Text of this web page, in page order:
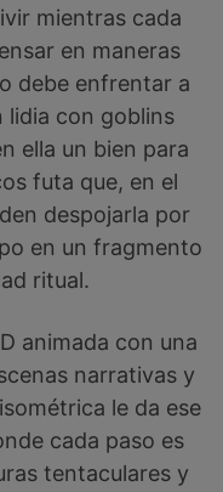
mientras cada
en maneras
debe enfrentar a
lidia con goblins
ella un bien para
futa que, en el
despojarla por
en un fragmento
ritual.
animada con una
narrativas y
le da ese
cada paso es
tentaculares y